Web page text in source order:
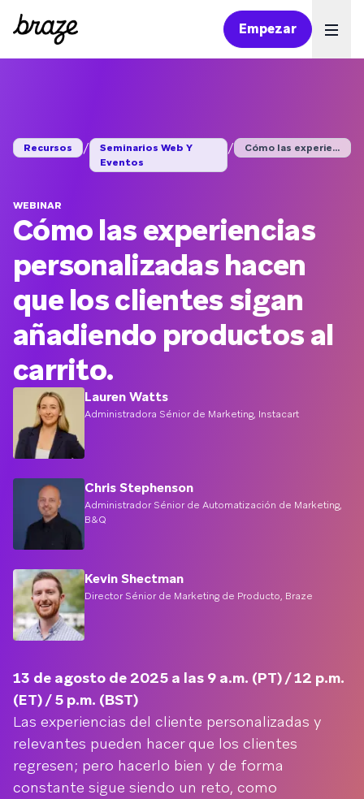
Empezar
Recursos /
Seminarios Web Y
Eventos
/ Cómo las experiencia...
WEBINAR
Cómo las experiencias
personalizadas hacen
que los clientes sigan
añadiendo productos al
carrito.
Lauren Watts
Administradora Sénior de Marketing, Instacart
Chris Stephenson
Administrador Sénior de Automatización de Marketing,
B&Q
Kevin Shectman
Director Sénior de Marketing de Producto, Braze
13 de agosto de 2025 a las 9 a.m. (PT) / 12 p.m.
(ET) / 5 p.m. (BST)
Las experiencias del cliente personalizadas y
relevantes pueden hacer que los clientes
regresen; pero hacerlo bien y de forma
constante sigue siendo un reto, como